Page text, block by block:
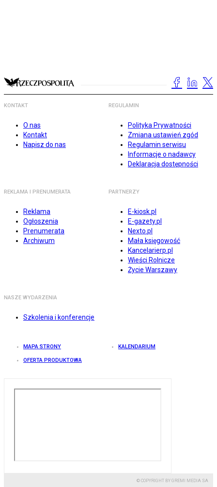
KONTAKT
O nas
Kontakt
Napisz do nas
REGULAMIN
Polityka Prywatności
Zmiana ustawień zgód
Regulamin serwisu
Informacje o nadawcy
Deklaracja dostępności
REKLAMA I PRENUMERATA
Reklama
Ogłoszenia
Prenumerata
Archiwum
PARTNERZY
E-kiosk.pl
E-gazety.pl
Nexto.pl
Mała księgowość
Kancelarierp.pl
Wieści Rolnicze
Życie Warszawy
NASZE WYDARZENIA
Szkolenia i konferencje
MAPA STRONY KALENDARIUM
OFERTA PRODUKTOWA
© COPYRIGHT BY GREMI MEDIA SA